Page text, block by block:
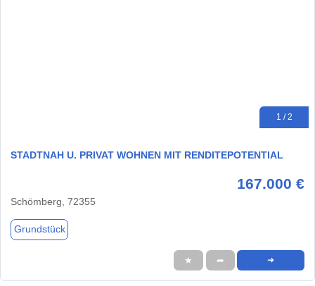
1 / 2
STADTNAH U. PRIVAT WOHNEN MIT RENDITEPOTENTIAL
167.000 €
Schömberg, 72355
Grundstück
★ ➦ ➜